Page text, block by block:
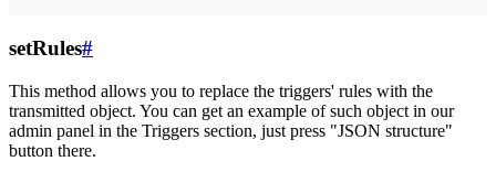
setRules#
This method allows you to replace the triggers' rules with the
transmitted object. You can get an example of such object in our
admin panel in the Triggers section, just press "JSON structure"
button there.